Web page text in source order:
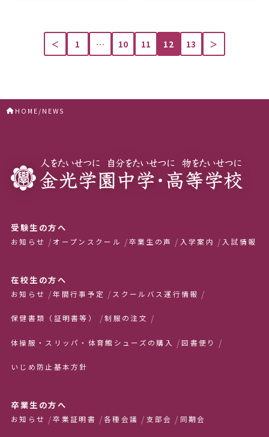
＜ 1 … 10 11 12 13 ＞
HOME NEWS
受験生の方へ
お知らせ オープンスクール 卒業生の声 入学案内 入試情報
在校生の方へ
お知らせ 年間行事予定 スクールバス運行情報
保健書類（証明書等） 制服の注文
体操服・スリッパ・体育館シューズの購入 図書便り
いじめ防止基本方針
卒業生の方へ
お知らせ 卒業証明書 各種会議 支部会 同期会